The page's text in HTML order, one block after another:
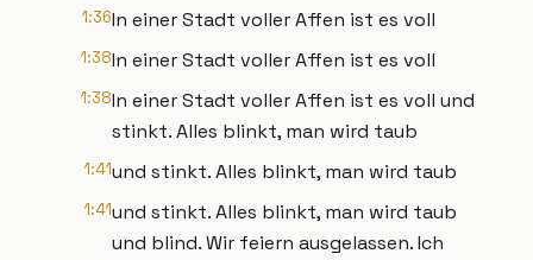
1:36In einer Stadt voller Affen ist es voll
1:38In einer Stadt voller Affen ist es voll
1:38In einer Stadt voller Affen ist es voll und
stinkt. Alles blinkt, man wird taub
1:41und stinkt. Alles blinkt, man wird taub
1:41und stinkt. Alles blinkt, man wird taub
und blind. Wir feiern ausgelassen. Ich